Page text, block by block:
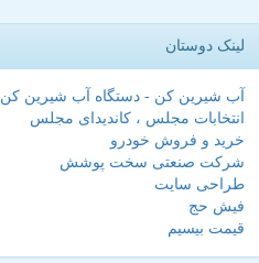
لینک دوستان
آب شیرین کن - دستگاه آب شیرین کن
انتخابات مجلس ، کاندیدای مجلس
خرید و فروش خودرو
شرکت صنعتی سخت پوشش
طراحی سایت
فیش حج
قیمت بیسیم